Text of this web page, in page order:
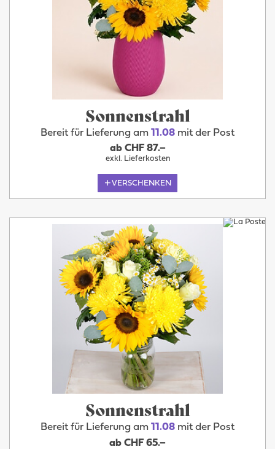
Sonnenstrahl
Bereit für Lieferung am 11.08 mit der Post
ab CHF 87.–
exkl. Lieferkosten
VERSCHENKEN
Sonnenstrahl
Bereit für Lieferung am 11.08 mit der Post
ab CHF 65.–